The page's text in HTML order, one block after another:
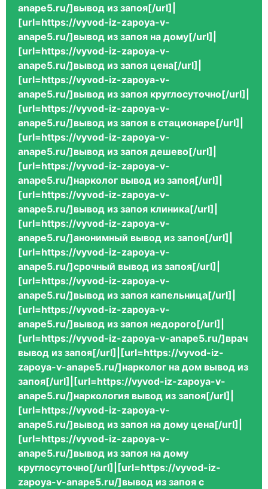
anape5.ru/]вывод из запоя[/url]|
[url=https://vyvod-iz-zapoya-v-
anape5.ru/]вывод из запоя на дому[/url]|
[url=https://vyvod-iz-zapoya-v-
anape5.ru/]вывод из запоя цена[/url]|
[url=https://vyvod-iz-zapoya-v-
anape5.ru/]вывод из запоя круглосуточно[/url]|
[url=https://vyvod-iz-zapoya-v-
anape5.ru/]вывод из запоя в стационаре[/url]|
[url=https://vyvod-iz-zapoya-v-
anape5.ru/]вывод из запоя дешево[/url]|
[url=https://vyvod-iz-zapoya-v-
anape5.ru/]нарколог вывод из запоя[/url]|
[url=https://vyvod-iz-zapoya-v-
anape5.ru/]вывод из запоя клиника[/url]|
[url=https://vyvod-iz-zapoya-v-
anape5.ru/]анонимный вывод из запоя[/url]|
[url=https://vyvod-iz-zapoya-v-
anape5.ru/]срочный вывод из запоя[/url]|
[url=https://vyvod-iz-zapoya-v-
anape5.ru/]вывод из запоя капельница[/url]|
[url=https://vyvod-iz-zapoya-v-
anape5.ru/]вывод из запоя недорого[/url]|
[url=https://vyvod-iz-zapoya-v-anape5.ru/]врач
вывод из запоя[/url]|[url=https://vyvod-iz-
zapoya-v-anape5.ru/]нарколог на дом вывод из
запоя[/url]|[url=https://vyvod-iz-zapoya-v-
anape5.ru/]наркология вывод из запоя[/url]|
[url=https://vyvod-iz-zapoya-v-
anape5.ru/]вывод из запоя на дому цена[/url]|
[url=https://vyvod-iz-zapoya-v-
anape5.ru/]вывод из запоя на дому
круглосуточно[/url]|[url=https://vyvod-iz-
zapoya-v-anape5.ru/]вывод из запоя с